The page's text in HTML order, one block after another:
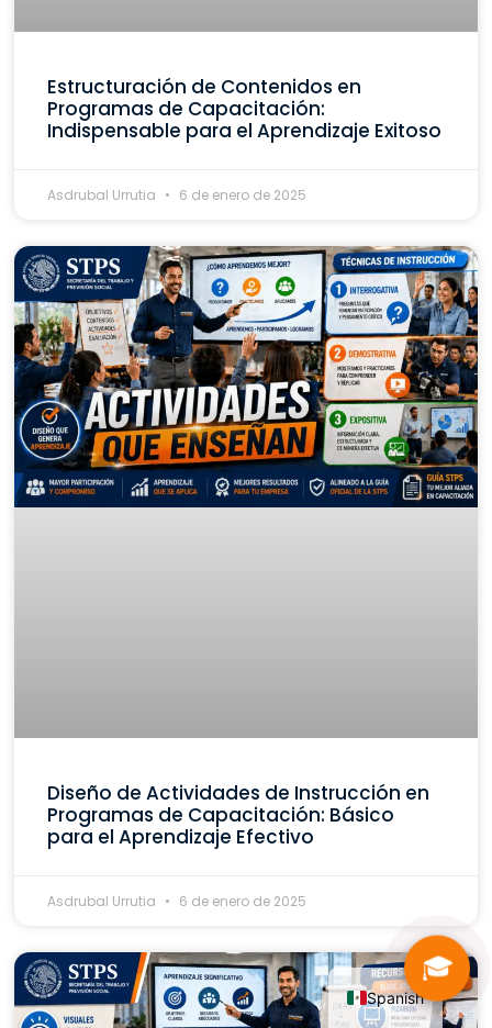
Estructuración de Contenidos en
Programas de Capacitación:
Indispensable para el Aprendizaje Exitoso
Asdrubal Urrutia 6 de enero de 2025
Diseño de Actividades de Instrucción en
Programas de Capacitación: Básico
para el Aprendizaje Efectivo
Asdrubal Urrutia 6 de enero de 2025
🎓
Spanish